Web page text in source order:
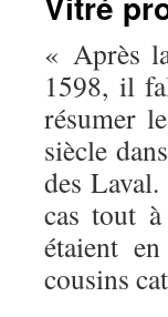
« Après
1598, il
résumer
siècle
des
cas tout
étaient
cousins